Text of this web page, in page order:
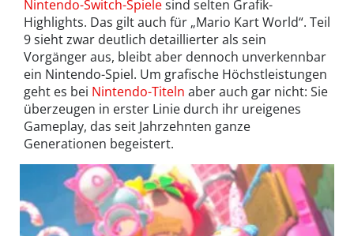
Nintendo-Switch-Spielesind selten Grafik-
Highlights. Das gilt auch für „Mario Kart World“. Teil
9 sieht zwar deutlich detaillierter als sein
Vorgänger aus, bleibt aber dennoch unverkennbar
ein Nintendo-Spiel. Um grafische Höchstleistungen
geht es bei Nintendo-Titeln aber auch gar nicht: Sie
überzeugen in erster Linie durch ihr ureigenes
Gameplay, das seit Jahrzehnten ganze
Generationen begeistert.